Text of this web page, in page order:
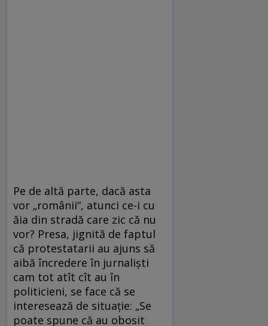
Pe de altă parte, dacă asta
vor „românii“, atunci ce-i cu
ăia din stradă care zic că nu
vor? Presa, jignită de faptul
că protestatarii au ajuns să
aibă încredere în jurnalişti
cam tot atît cît au în
politicieni, se face că se
interesează de situaţie: „Se
poate spune că au obosit